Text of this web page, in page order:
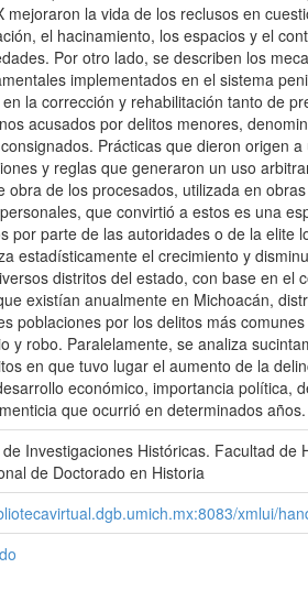
mejoraron la vida de los reclusos en
el hacinamiento, los espacios y el
Por otro lado, se describen los
implementados en el sistema
la corrección y rehabilitación tanto de
acusados por delitos menores,
Prácticas que dieron origen
y reglas que generaron un uso
obra de los procesados, utilizada en
que convirtió a estos es una
por parte de las autoridades o de la elite
estadísticamente el crecimiento y
distritos del estado, con base en el
existían anualmente en Michoacán,
poblaciones por los delitos más
y robo. Paralelamente, se analiza
en que tuvo lugar el aumento de la
económico, importancia política,
que ocurrió en determinados años.
Investigaciones Históricas. Facultad de
de Doctorado en Historia
xmlui/